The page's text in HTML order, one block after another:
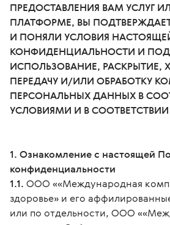
ПРЕДОСТАВЛЕНИЯ ВАМ УСЛУГ
ПЛАТФОРМЕ, ВЫ
И ПОНЯЛИ УСЛОВИЯ
КОНФИДЕНЦИАЛЬНОСТИ И
ИСПОЛЬЗОВАНИЕ, РАСКРЫТИЕ,
ПЕРЕДАЧУ И/ИЛИ ОБРАБОТКУ
ПЕРСОНАЛЬНЫХ ДАННЫХ В
УСЛОВИЯМИ И В
1. Ознакомление с настоящей
конфиденциальности
1.1. ООО ««Международная
здоровье» и его
или по отдельности, ООО